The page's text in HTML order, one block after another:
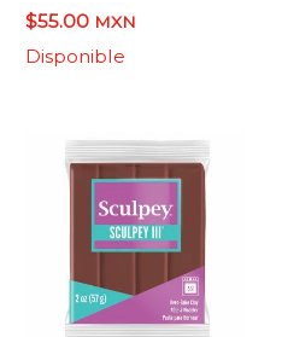
$55.00 MXN
Disponible